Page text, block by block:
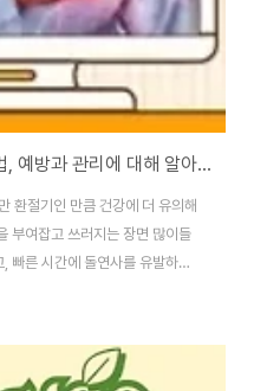
협심증의 원인, 전조증상, 치료방법, 예방과 관리에 대해 알아보자
환절기인 만큼 건강에 더 유의해
부여잡고 쓰러지는 장면 많이들
빠른 시간에 돌연사를 유발하는
심증에 대해 알아보도록 해
요한 혈액 공급이 줄어들면서 산
혈액이 부족하게 되어 흉부에 통